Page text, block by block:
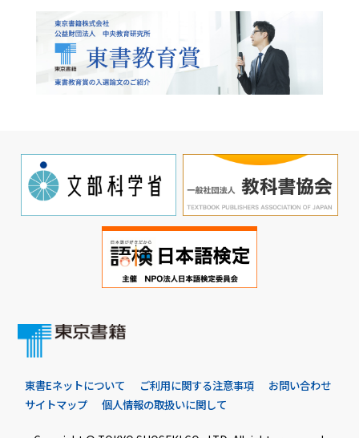
東書Eネットについて ご利用に関する注意事項
お問い合わせ
サイトマップ
個人情報の取扱いに関して